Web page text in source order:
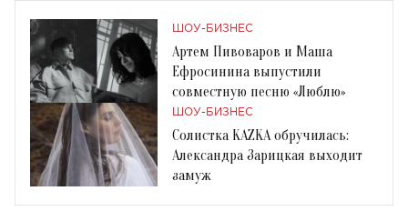
ШОУ-БИЗНЕС
Артем Пивоваров и Маша
Ефросинина выпустили
совместную песню «Люблю»
ШОУ-БИЗНЕС
Солистка KAZKA обручилась:
Александра Зарицкая выходит
замуж